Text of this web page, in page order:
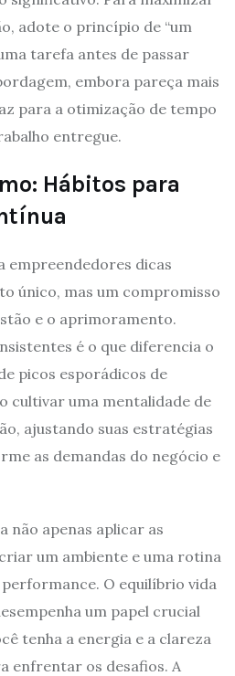
adote o princípio de “um
tarefa antes de passar
embora pareça mais
para a otimização de tempo
entregue.
Hábitos para
empreendedores dicas
único, mas um compromisso
e o aprimoramento.
é o que diferencia o
picos esporádicos de
cultivar uma mentalidade de
ajustando suas estratégias
as demandas do negócio e
apenas aplicar as
um ambiente e uma rotina
O equilíbrio vida
um papel crucial
tenha a energia e a clareza
enfrentar os desafios. A